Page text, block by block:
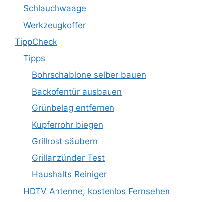
Schlauchwaage
Werkzeugkoffer
TippCheck
Tipps
Bohrschablone selber bauen
Backofentür ausbauen
Grünbelag entfernen
Kupferrohr biegen
Grillrost säubern
Grillanzünder Test
Haushalts Reiniger
HDTV Antenne, kostenlos Fernsehen